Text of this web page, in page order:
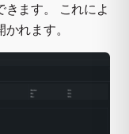
ます。 これによ
れます。